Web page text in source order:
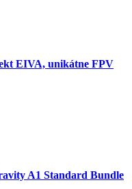
EIVA, unikátne FPV
A1 Standard Bundle